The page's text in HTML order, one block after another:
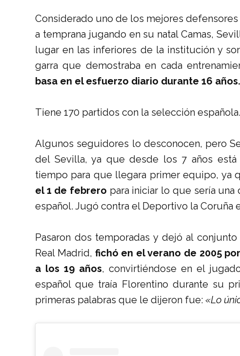
Considerado uno de los mejores
a temprana jugando en su natal Camas,
lugar en las inferiores de la institución y
garra que demostraba en cada
basa en el esfuerzo diario durante 16 años.
Tiene 170 partidos con la selección española.
Algunos seguidores lo desconocen, pero
del Sevilla, ya que desde los 7 años
tiempo para que llegara primer equipo, ya
el 1 de febrero para iniciar lo que sería
español. Jugó contra el Deportivo la Coruña
Pasaron dos temporadas y dejó al
Real Madrid, fichó en el verano de 2005
a los 19 años, convirtiéndose en el
español que traía Florentino durante su
primeras palabras que le dijeron fue: «Lo